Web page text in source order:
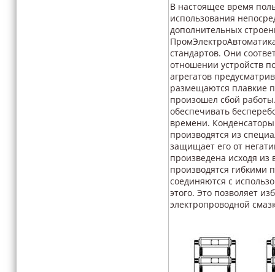
В настоящее время
использования
дополнительных
стандартов. Они
отношении устройств
агрегатов
размещаются плавкие
произошел сбой
обеспечивать
времени. Конденсаторы
производятся из
защищает его от
произведена исходя из
производятся гибкими
соединяются с
этого. Это позволяет
электропроводной